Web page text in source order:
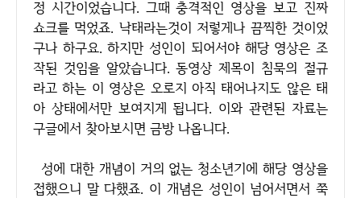
정 시간이었습니다. 그때 충격적인 영상을 보고 진짜
쇼크를 먹었죠. 낙태라는것이 저렇게나 끔찍한 것이었
구나 하구요. 하지만 성인이 되어서야 해당 영상은 조
작된 것임을 알았습니다. 동영상 제목이 침묵의 절규
라고 하는 이 영상은 오로지 아직 태어나지도 않은 태
아 상태에서만 보여지게 됩니다. 이와 관련된 자료는
구글에서 찾아보시면 금방 나옵니다.
성에 대한 개념이 거의 없는 청소년기에 해당 영상을
접했으니 말 다했죠. 이 개념은 성인이 넘어서면서 쭉